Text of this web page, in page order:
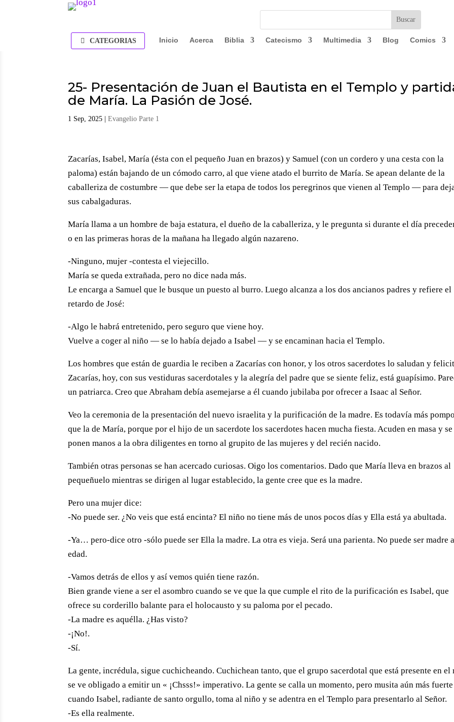
CATEGORIAS Inicio Acerca Biblia Catecismo Multimedia Blog Comics
25- Presentación de Juan el Bautista en el Templo y
de María. La Pasión de José.
1 Sep, 2025 |Evangelio Parte 1
Zacarías, Isabel, María (ésta con el pequeño Juan en brazos) y Samuel (con un cordero y una cesta con la
paloma) están bajando de un cómodo carro, al que viene atado el burrito de María. Se apean delante de la
caballeriza de costumbre — que debe ser la etapa de todos los peregrinos que vienen al Templo — para
sus cabalgaduras.
María llama a un hombre de baja estatura, el dueño de la caballeriza, y le pregunta si durante el día
o en las primeras horas de la mañana ha llegado algún nazareno.
-Ninguno, mujer -contesta el viejecillo.
María se queda extrañada, pero no dice nada más.
Le encarga a Samuel que le busque un puesto al burro. Luego alcanza a los dos ancianos padres y refiere el
retardo de José:
-Algo le habrá entretenido, pero seguro que viene hoy.
Vuelve a coger al niño — se lo había dejado a Isabel — y se encaminan hacia el Templo.
Los hombres que están de guardia le reciben a Zacarías con honor, y los otros sacerdotes lo saludan y
Zacarías, hoy, con sus vestiduras sacerdotales y la alegría del padre que se siente feliz, está guapísimo.
un patriarca. Creo que Abraham debía asemejarse a él cuando jubilaba por ofrecer a Isaac al Señor.
Veo la ceremonia de la presentación del nuevo israelita y la purificación de la madre. Es todavía más
que la de María, porque por el hijo de un sacerdote los sacerdotes hacen mucha fiesta. Acuden en masa y se
ponen manos a la obra diligentes en torno al grupito de las mujeres y del recién nacido.
También otras personas se han acercado curiosas. Oigo los comentarios. Dado que María lleva en brazos al
pequeñuelo mientras se dirigen al lugar establecido, la gente cree que es la madre.
Pero una mujer dice:
-No puede ser. ¿No veis que está encinta? El niño no tiene más de unos pocos días y Ella está ya abultada.
-Ya… pero-dice otro -sólo puede ser Ella la madre. La otra es vieja. Será una parienta. No puede ser madre
edad.
-Vamos detrás de ellos y así vemos quién tiene razón.
Bien grande viene a ser el asombro cuando se ve que la que cumple el rito de la purificación es Isabel, que
ofrece su corderillo balante para el holocausto y su paloma por el pecado.
-La madre es aquélla. ¿Has visto?
-¡No!.
-Sí.
La gente, incrédula, sigue cuchicheando. Cuchichean tanto, que el grupo sacerdotal que está presente en el
se ve obligado a emitir un « ¡Chsss!» imperativo. La gente se calla un momento, pero musita aún más fuerte
cuando Isabel, radiante de santo orgullo, toma al niño y se adentra en el Templo para presentarlo al Señor.
-Es ella realmente.